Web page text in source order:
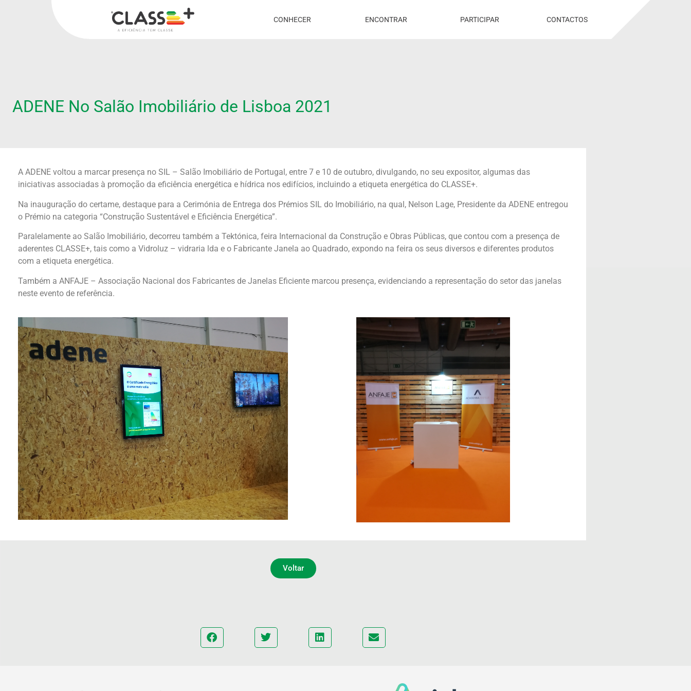
CONHECER ENCONTRAR PARTICIPAR CONTACTOS
ADENE No Salão Imobiliário de Lisboa 2021
A ADENE voltou a marcar presença no SIL – Salão Imobiliário de Portugal, entre 7 e 10 de outubro, divulgando, no seu expositor, algumas das
iniciativas associadas à promoção da eficiência energética e hídrica nos edifícios, incluindo a etiqueta energética do CLASSE+.
Na inauguração do certame, destaque para a Cerimónia de Entrega dos Prémios SIL do Imobiliário, na qual, Nelson Lage, Presidente da ADENE entregou
o Prémio na categoria “Construção Sustentável e Eficiência Energética”.
Paralelamente ao Salão Imobiliário, decorreu também a Tektónica, feira Internacional da Construção e Obras Públicas, que contou com a presença de
aderentes CLASSE+, tais como a Vidroluz – vidraria lda e o Fabricante Janela ao Quadrado, expondo na feira os seus diversos e diferentes produtos
com a etiqueta energética.
Também a ANFAJE – Associação Nacional dos Fabricantes de Janelas Eficiente marcou presença, evidenciando a representação do setor das janelas
neste evento de referência.
Voltar